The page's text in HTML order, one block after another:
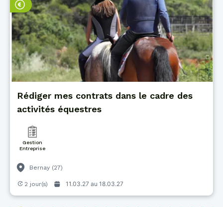
Rédiger mes contrats dans le cadre des
activités équestres
Gestion
Entreprise
Bernay (27)
2 jour(s) 11.03.27 au 18.03.27